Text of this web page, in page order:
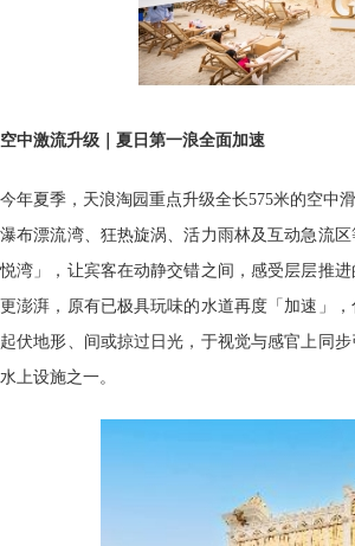
空中激流升级｜夏日第一浪全面加速
今年夏季，天浪淘园重点升级全长575米的空
瀑布漂流湾、狂热旋涡、活力雨林及互动急流
悦湾」，让宾客在动静交错之间，感受层层推
更澎湃，原有已极具玩味的水道再度「加速」
起伏地形、间或掠过日光，于视觉与感官上同
水上设施之一。